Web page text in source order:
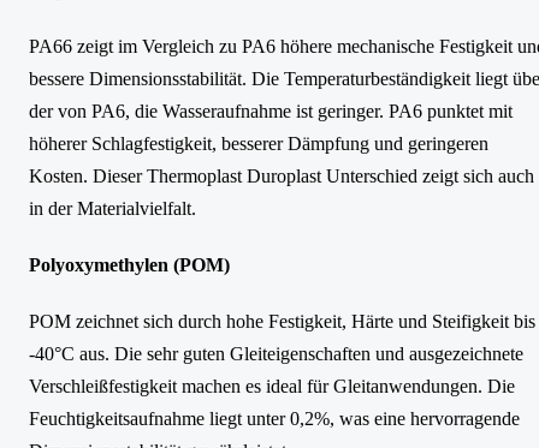
PA66 zeigt im Vergleich zu PA6 höhere mechanische Festigkeit
bessere Dimensionsstabilität. Die Temperaturbeständigkeit liegt
der von PA6, die Wasseraufnahme ist geringer. PA6 punktet mit
höherer Schlagfestigkeit, besserer Dämpfung und geringeren
Kosten. Dieser Thermoplast Duroplast Unterschied zeigt sich auch
in der Materialvielfalt.
Polyoxymethylen (POM)
POM zeichnet sich durch hohe Festigkeit, Härte und Steifigkeit bis
-40°C aus. Die sehr guten Gleiteigenschaften und ausgezeichnete
Verschleißfestigkeit machen es ideal für Gleitanwendungen. Die
Feuchtigkeitsaufnahme liegt unter 0,2%, was eine hervorragende